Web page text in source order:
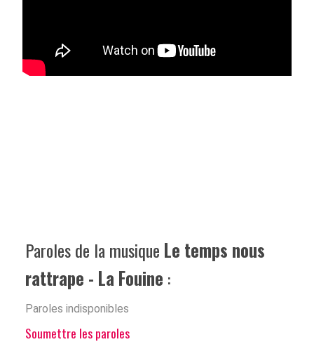
Paroles de la musique Le temps nous
rattrape - La Fouine :
Paroles indisponibles
Soumettre les paroles